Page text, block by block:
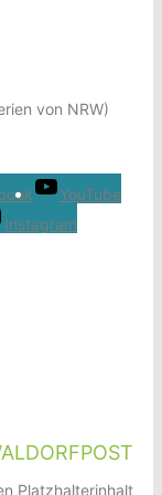
von NRW)
YouTube
Instagram
Platzhalterinhalt